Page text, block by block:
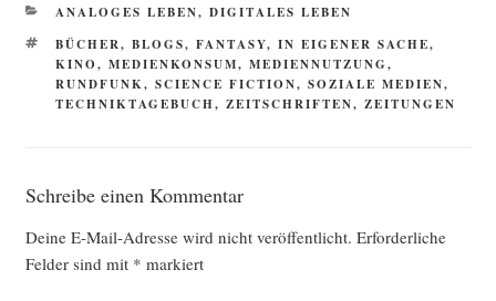
KATEGORIEN
ANALOGES LEBEN, DIGITALES LEBEN
SCHLAGWÖRTER
BÜCHER, BLOGS, FANTASY, IN EIGENER SACHE,
KINO, MEDIENKONSUM, MEDIENNUTZUNG,
RUNDFUNK, SCIENCE FICTION, SOZIALE MEDIEN,
TECHNIKTAGEBUCH, ZEITSCHRIFTEN, ZEITUNGEN
Schreibe einen Kommentar
Deine E-Mail-Adresse wird nicht veröffentlicht. Erforderliche
Felder sind mit * markiert